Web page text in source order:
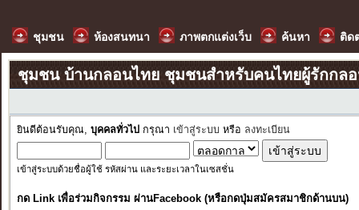
ชุมชน ห้องสนทนา ภาพตกแต่งเว็บ ค้นหา ติด
ชุมชน บ้านกลอนไทย ชุมชนสำหรับคนไทยผู้รักกล
ยินดีต้อนรับคุณ, บุคคลทั่วไป กรุณา เข้าสู่ระบบ หรือ ลงทะเบียน
เข้าสู่ระบบด้วยชื่อผู้ใช้ รหัสผ่าน และระยะเวลาในเซสชั่น
กด Link เพื่อร่วมกิจกรรม ผ่านFacebook (หรือกดปุ่มสมัครสมาชิกด้านบน)